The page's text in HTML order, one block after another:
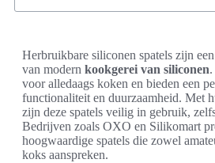
Herbruikbare siliconen spatels zijn
van modern kookgerei van siliconen
voor alledaags koken en bieden een
functionaliteit en duurzaamheid. Met
zijn deze spatels veilig in gebruik,
Bedrijven zoals OXO en Silikomart
hoogwaardige spatels die zowel
koks aanspreken.